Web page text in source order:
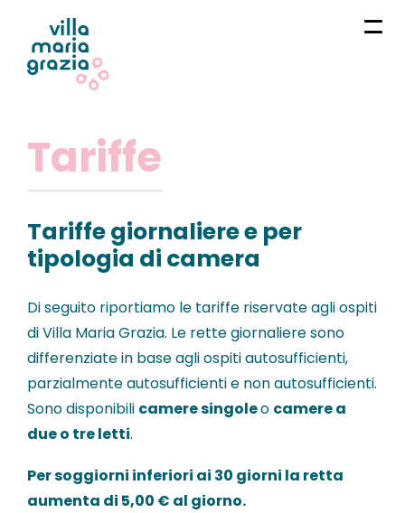
Tariffe
Tariffe giornaliere e per
tipologia di camera
Di seguito riportiamo le tariffe riservate agli ospiti
di Villa Maria Grazia. Le rette giornaliere sono
differenziate in base agli ospiti autosufficienti,
parzialmente autosufficienti e non autosufficienti.
Sono disponibili camere singoleo camere a
due o tre letti.
Per soggiorni inferiori ai 30 giorni la retta
aumenta di 5,00 € al giorno.